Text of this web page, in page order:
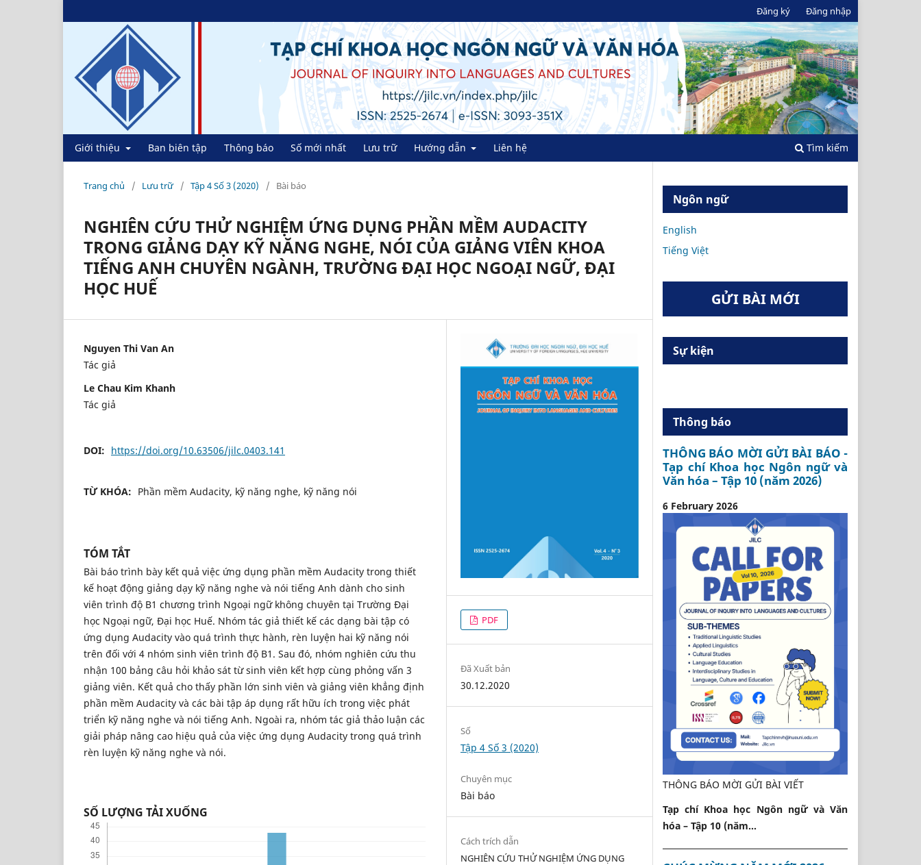
Giới thiệu Ban biên tập Thông báo Số mới nhất Lưu trữ Hướng dẫn Liên hệ Tìm kiếm
Đăng ký Đăng nhập
Trang chủ / Lưu trữ / Tập 4 Số 3 (2020) / Bài báo
NGHIÊN CỨU THỬ NGHIỆM ỨNG DỤNG PHẦN MỀM AUDACITY
TRONG GIẢNG DẠY KỸ NĂNG NGHE, NÓI CỦA GIẢNG VIÊN KHOA
TIẾNG ANH CHUYÊN NGÀNH, TRƯỜNG ĐẠI HỌC NGOẠI NGỮ, ĐẠI
HỌC HUẾ
Nguyen Thi Van An
Tác giả
Le Chau Kim Khanh
Tác giả
DOI: https://doi.org/10.63506/jilc.0403.141
TỪ KHÓA: Phần mềm Audacity, kỹ năng nghe, kỹ năng nói
TÓM TẮT
Bài báo trình bày kết quả việc ứng dụng phần mềm Audacity trong thiết
kế hoạt động giảng dạy kỹ năng nghe và nói tiếng Anh dành cho sinh
viên trình độ B1 chương trình Ngoại ngữ không chuyên tại Trường Đại
học Ngoại ngữ, Đại học Huế. Nhóm tác giả thiết kế các dạng bài tập có
ứng dụng Audacity vào quá trình thực hành, rèn luyện hai kỹ năng nói
trên đối với 4 nhóm sinh viên trình độ B1. Sau đó, nhóm nghiên cứu thu
nhận 100 bảng câu hỏi khảo sát từ sinh viên kết hợp cùng phỏng vấn 3
giảng viên. Kết quả cho thấy phần lớn sinh viên và giảng viên khẳng định
phần mềm Audacity và các bài tập áp dụng rất hữu ích trong việc phát
triển kỹ năng nghe và nói tiếng Anh. Ngoài ra, nhóm tác giả thảo luận các
giải pháp nâng cao hiệu quả của việc ứng dụng Audacity trong quá trình
rèn luyện kỹ năng nghe và nói.
SỐ LƯỢNG TẢI XUỐNG
PDF
Đã Xuất bản
30.12.2020
Số
Tập 4 Số 3 (2020)
Chuyên mục
Bài báo
Cách trích dẫn
NGHIÊN CỨU THỬ NGHIỆM ỨNG DỤNG
Ngôn ngữ
English
Tiếng Việt
GỬI BÀI MỚI
Sự kiện
Thông báo
THÔNG BÁO MỜI GỬI BÀI BÁO -
Tạp chí Khoa học Ngôn ngữ và
Văn hóa – Tập 10 (năm 2026)
6 February 2026
THÔNG BÁO MỜI GỬI BÀI VIẾT
Tạp chí Khoa học Ngôn ngữ và Văn
hóa – Tập 10 (năm...